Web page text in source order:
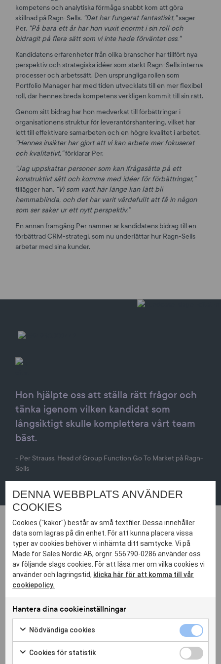
kompetens och analytiska förmåga snabbt kom att göra
skillnad på Ragn-Sells. "Det har fungerat fantastiskt,"säger
Per. "På bara ett år har hon vuxit enormt i sin roll och
bidragit på flera sätt som vi inte hade förväntat oss."
Kandidatens erfarenheter från olika branscher har tillfört nya
perspektiv och strategiska idéer som stärkt Ragn-Sells interna
processer och arbetssätt. Den ursprungliga rollen som
Portfolio Manager har med tiden utvecklats till en mer flexibel
roll, där hennes breda kompetens verkligen kommit till sin rätt.
Genom sitt bidrag har hon medverkat till förbättringar i
organisationens struktur för leverantörshantering, vilket har
lett till effektivare samarbeten och en högre kvalitet i arbetet.
"Hennes insikter har gjort att vi kan arbeta mer fokuserat
och kvalitativt,"förklarar Per.
“Jag uppskattar personer som kan ifrågasätta på ett
konstruktivt sätt och komma med idéer för förbättringar,”
tillägger han. “Vi som varit här länge kan lätt bli
hemmablinda, och det har varit värdefullt att få in någon
som ser saker ur ett nytt perspektiv.”
En annan framgång Per nämner är kandidatens bidrag till en
förbättrad CRM-strategi, som nu underlättar hur Ragn-Sells
arbetar med sina kunder.
Hon hjälpte oss att ställa rätt frågor och
tänka igenom vilken kandidat som
långsiktigt skulle komplettera vårt team
bäst.
- Per Strauss, Head of Group Function Go To Market på Ragn-
Sells
ATT ANLITA ETT
REKRYTERINGSFÖRETAG
ISTÄLLET FÖR ATT
REKRYTERA SJÄLV
Per förklarar att beslutet att samarbeta med Made for Sales
grundade sig i behovet av att spara tid och få tillgång till
specialistkompetens för att hitta rätt kandidat
. “Vi trodde att
vi visste vilken kompetens vi behövde, men under
processens gång blev det tydligt att rollen kunde växa och
ta en bredare form. Made for Sales hjälpte oss att ställa
DENNA WEBBPLATS ANVÄNDER
COOKIES
Cookies ("kakor") består av små textfiler. Dessa innehåller
data som lagras på din enhet. För att kunna placera vissa
typer av cookies behöver vi inhämta ditt samtycke. Vi på
Made for Sales Nordic AB, orgnr. 556790-0286 använder oss
av följande slags cookies. För att läsa mer om vilka cookies vi
använder och lagringstid, klicka här för att komma till vår
cookiepolicy.
Hantera dina cookieinställningar
Nödvändiga cookies
för
cookies
kryssruta
Cookies för statistik
Cookies
för